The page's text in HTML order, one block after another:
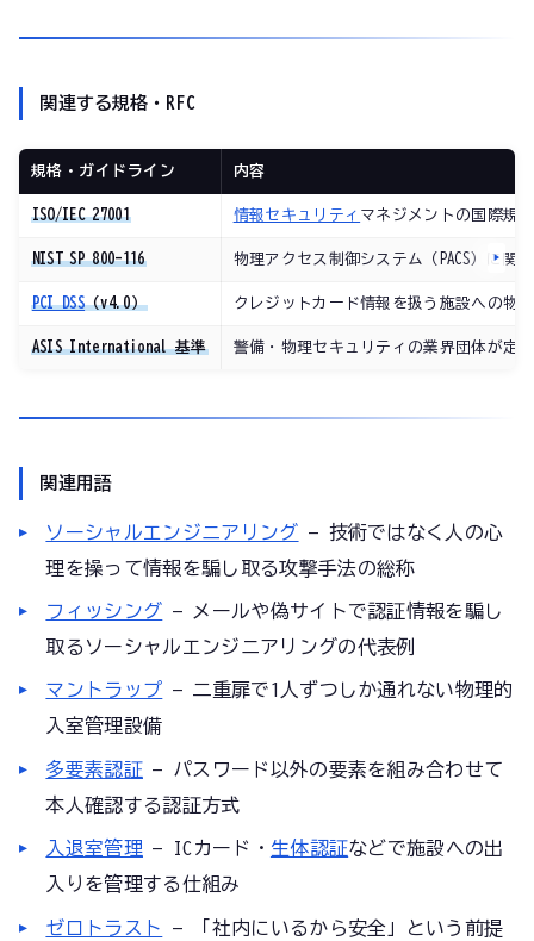
関連する規格・RFC
規格・ガイドライン 内容
ISO/IEC 27001 情報セキュリティ マネジメントの国際規
NIST SP 800-116 物理アクセス制御システム（PACS）に関
PCI DSS（v4.0） クレジットカード情報を扱う施設への物
ASIS International 基準 警備・物理セキュリティの業界団体が定
関連用語
ソーシャルエンジニアリング — 技術ではなく人の心
理を操って情報を騙し取る攻撃手法の総称
フィッシング — メールや偽サイトで認証情報を騙し
取るソーシャルエンジニアリングの代表例
マントラップ — 二重扉で1人ずつしか通れない物理的
入室管理設備
多要素認証 — パスワード以外の要素を組み合わせて
本人確認する認証方式
入退室管理 — ICカード・ 生体認証などで施設への出
入りを管理する仕組み
ゼロトラスト — 「社内にいるから安全」という前提